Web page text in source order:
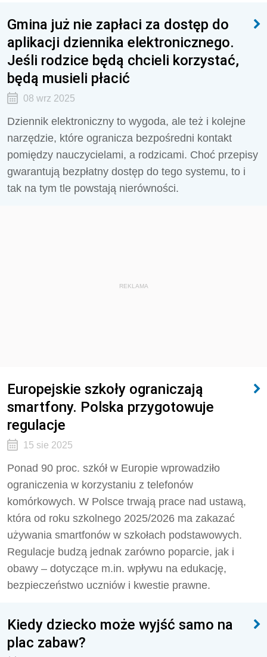
Gmina już nie zapłaci za dostęp do
aplikacji dziennika elektronicznego.
Jeśli rodzice będą chcieli korzystać,
będą musieli płacić
08 wrz 2025
Dziennik elektroniczny to wygoda, ale też i kolejne
narzędzie, które ogranicza bezpośredni kontakt
pomiędzy nauczycielami, a rodzicami. Choć przepisy
gwarantują bezpłatny dostęp do tego systemu, to i
tak na tym tle powstają nierówności.
REKLAMA
Europejskie szkoły ograniczają
smartfony. Polska przygotowuje
regulacje
15 sie 2025
Ponad 90 proc. szkół w Europie wprowadziło
ograniczenia w korzystaniu z telefonów
komórkowych. W Polsce trwają prace nad ustawą,
która od roku szkolnego 2025/2026 ma zakazać
używania smartfonów w szkołach podstawowych.
Regulacje budzą jednak zarówno poparcie, jak i
obawy – dotyczące m.in. wpływu na edukację,
bezpieczeństwo uczniów i kwestie prawne.
Kiedy dziecko może wyjść samo na
plac zabaw?